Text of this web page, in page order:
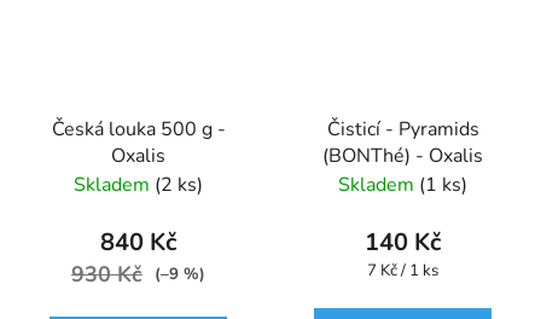
Česká louka 500 g -
Oxalis
Skladem (2 ks)
840 Kč
930 Kč (–9 %)
Čisticí - Pyramids
(BONThé) - Oxalis
Skladem (1 ks)
140 Kč
Měrná
7 Kč / 1 ks